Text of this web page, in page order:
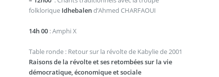
folklorique Idhebalend’Ahmed CHARFAOUI
14h 00: Amphi X
Table ronde : Retour sur la révolte de Kabylie de 2001
Raisons de la révolte et ses retombées sur la vie
démocratique, économique et sociale